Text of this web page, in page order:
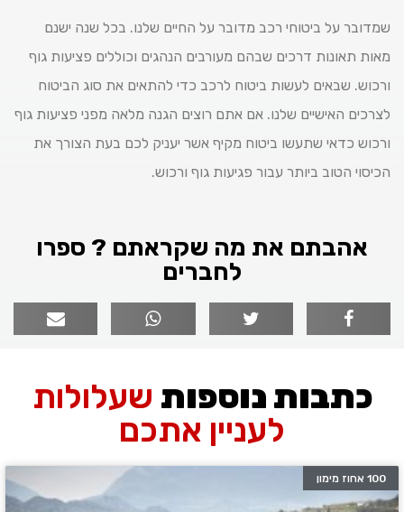
שמדובר על ביטוחי רכב מדובר על החיים שלנו. בכל שנה ישנם
מאות תאונות דרכים שבהם מעורבים הנהגים וכוללים פציעות גוף
ורכוש. שבאים לעשות ביטוח לרכב כדי להתאים את סוג הביטוח
לצרכים האישיים שלנו. אם אתם רוצים הגנה מלאה מפני פציעות גוף
ורכוש כדאי שתעשו ביטוח מקיף אשר יעניק לכם בעת הצורך את
הכיסוי הטוב ביותר עבור פגיעות גוף ורכוש.
אהבתם את מה שקראתם ? ספרו
לחברים
כתבות נוספות שעלולות
לעניין אתכם
100 אחוז מימון